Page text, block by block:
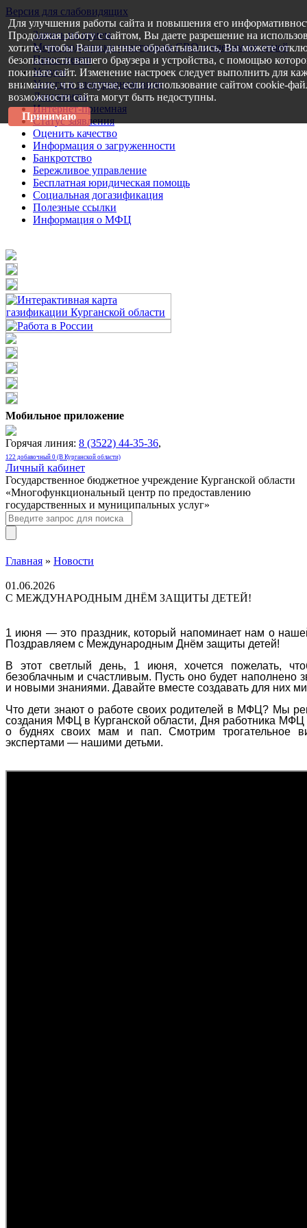
Версия для слабовидящих
Запись на прием
Меры поддержки участникам СВО и членам их семей
Пресс-центр
Услуги
Услуги в электронном виде
Документы
Интернет-приемная
Статус заявления
Оценить качество
Информация о загруженности
Банкротство
Бережливое управление
Бесплатная юридическая помощь
Социальная догазификация
Полезные ссылки
Информация о МФЦ
Мобильное приложение
Горячая линия: 8 (3522) 44-35-36,
122 добавочный 0 (В Курганской области)
Личный кабинет
Государственное бюджетное учреждение Курганской области
«Многофункциональный центр по предоставлению
государственных и муниципальных услуг»
Главная » Новости
01.06.2026
С МЕЖДУНАРОДНЫМ ДНЁМ ЗАЩИТЫ ДЕТЕЙ!
1 июня — это праздник, который напоминает нам о
Поздравляем с Международным Днём защиты детей!
В этот светлый день, 1 июня, хочется пожелать,
безоблачным и счастливым. Пусть оно будет наполнено
и новыми знаниями. Давайте вместе создавать для них
Что дети знают о работе своих родителей в МФЦ? Мы
создания МФЦ в Курганской области, Дня работника
о буднях своих мам и пап. Смотрим трогательное
экспертами — нашими детьми.
Для улучшения работы сайта и повышения его
Продолжая работу с сайтом, Вы даете разрешение на
хотите, чтобы Ваши данные обрабатывались, Вы можете
безопасности вашего браузера и устройства, с помощью
покиньте сайт. Изменение настроек следует выполнить для
внимание, что в случае, если использование сайтом cookie-
возможности сайта могут быть недоступны.
Принимаю